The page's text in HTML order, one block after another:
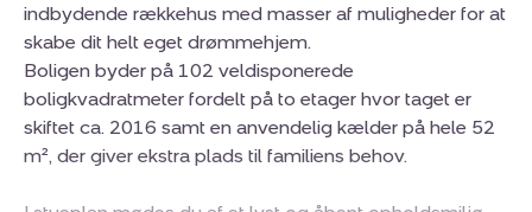
indbydende rækkehus med masser af muligheder for at
skabe dit helt eget drømmehjem.
Boligen byder på 102 veldisponerede
boligkvadratmeter fordelt på to etager hvor taget er
skiftet ca. 2016 samt en anvendelig kælder på hele 52
m², der giver ekstra plads til familiens behov.